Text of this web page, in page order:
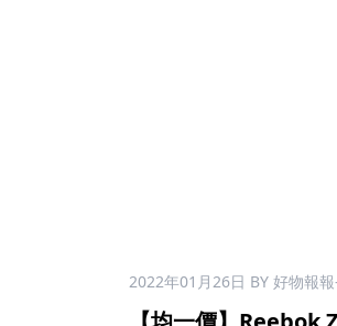
2022年01月26日 BY 好物報